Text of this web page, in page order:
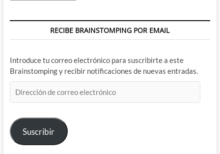
RECIBE BRAINSTOMPING POR EMAIL
Introduce tu correo electrónico para suscribirte a este
Brainstomping y recibir notificaciones de nuevas entradas.
de
electrónico
Suscribir